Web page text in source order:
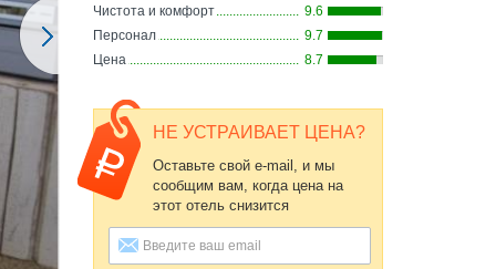
Чистота и комфорт
9.6
Персонал
9.7
Цена
8.7
НЕ УСТРАИВАЕТ ЦЕНА?
Оставьте свой e-mail, и мы
сообщим вам, когда цена на
этот отель снизится